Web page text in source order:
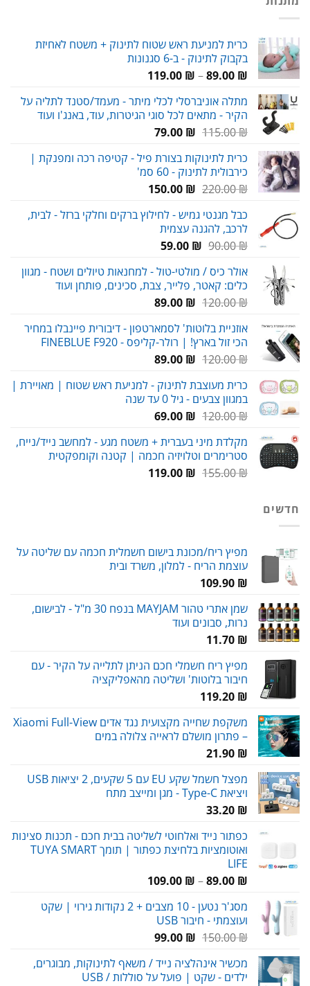
כרית למניעת ראש שטוח לתינוק + משטח לאחיזת
בקבוק לתינוק - ב-6 סגנונות
89.00 ₪
–
119.00 ₪
עד
מתלה אוניברסלי לכלי מיתר - מעמד/סטנד לתליה על
הקיר - מתאים לכל סוגי הגיטרות, עוד, באנג'ו ועוד
115.00₪
המחיר
היה:
115.00 ₪.
79.00 ₪
המחיר
הוא:
79.00 ₪.
כרית לתינוקות בצורת פיל - קטיפה רכה ומפנקת |
כירבולית לתינוק - 60 סמ'
220.00₪
המחיר
היה:
220.00 ₪.
150.00 ₪
המחיר
הוא:
כבל מגנטי גמיש - לחילוץ ברקים וחלקי ברזל - לבית,
לרכב, להגנה עצמית
90.00₪
המחיר
היה:
90.00 ₪.
59.00 ₪
המחיר
הוא:
59.00 ₪.
אולר כיס / מולטי-טול - למחנאות טיולים ושטח - מגוון
כלים: קאטר, פלייר, צבת, סכינים, פותחן ועוד
120.00₪
המחיר
היה:
120.00 ₪.
89.00 ₪
המחיר
הוא:
89.00 ₪.
אוזניית בלוטות' לסמארטפון - דיבורית פיינבלו במחיר
הכי זול בארץ! | רולר-קליפס - FINEBLUE F920
120.00₪
המחיר
היה:
120.00 ₪.
89.00 ₪
המחיר
הוא:
89.00 ₪.
כרית מעוצבת לתינוק - למניעת ראש שטוח | מאויירת |
במגוון צבעים - גיל 0 עד שנה
120.00₪
המחיר
היה:
120.00 ₪.
69.00 ₪
המחיר
הוא:
69.00 ₪.
מקלדת מיני בעברית + משטח מגע - למחשב נייד/נייח,
סטרימרים וטלויזיה חכמה | קטנה וקומפקטית
155.00₪
המחיר119.00 ₪
המחיר
חדשים
מפיץ ריח/מכונת בישום חשמלית חכמה עם שליטה על
עוצמת הריח - למלון, משרד ובית
109.90 ₪
שמן אתרי טהור MAYJAM בנפח 30 מ"ל - לבישום,
נרות, סבונים ועוד
11.70 ₪
מפיץ ריח חשמלי חכם הניתן לתלייה על הקיר - עם
חיבור בלוטות' ושליטה מהאפליקציה
119.20 ₪
משקפת שחייה מקצועית נגד אדים Xiaomi Full-View
– פתרון מושלם לראייה צלולה במים
21.90 ₪
מפצל חשמל שקע EU עם 5 שקעים, 2 יציאות USB
ויציאת Type-C - מגן ומייצב מתח
33.20 ₪
כפתור נייד ואלחוטי לשליטה בבית חכם - תכנות סצינות
ואוטומציות בלחיצת כפתור | תומך TUYA SMART
LIFE
89.00 ₪
–
109.00 ₪
מסג'ר נטען - 10 מצבים + 2 נקודות גירוי | שקט
ועוצמתי - חיבור USB
150.00₪
המחיר
היה:
150.00 ₪.
99.00 ₪
המחיר
הוא:
99.00 ₪.
מכשיר אינהלציה נייד / משאף לתינוקות, מבוגרים,
ילדים - שקט | פועל על סוללות / USB